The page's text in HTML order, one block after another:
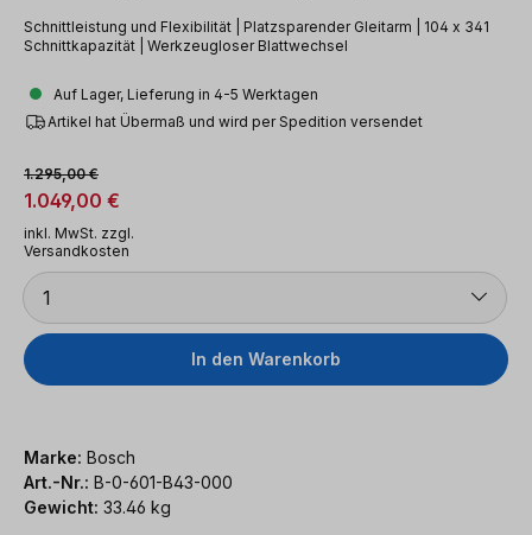
Schnittleistung und Flexibilität | Platzsparender Gleitarm | 104 x 341
Schnittkapazität | Werkzeugloser Blattwechsel
Auf Lager, Lieferung in 4-5 Werktagen
Artikel hat Übermaß und wird per Spedition versendet
Verkaufspreis:
1.049,00 €
Regulärer Preis:
1.295,00 €
inkl. MwSt. zzgl.
Versandkosten
Anzahl
1
In den Warenkorb
Marke: Bosch
Art.-Nr.: B-0-601-B43-000
Gewicht: 33.46 kg